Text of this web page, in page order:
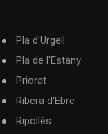
Pla d'Urgell
Pla de l'Estany
Priorat
Ribera d'Ebre
Ripollès